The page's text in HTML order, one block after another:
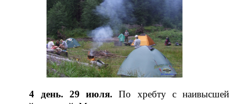
4 день. 29 июля. По хребту с наивысшей